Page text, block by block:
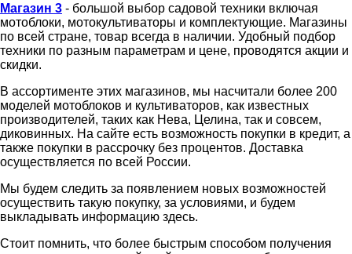
Магазин 3 - большой выбор садовой техники включая
мотоблоки, мотокультиваторы и комплектующие. Магазины
по всей стране, товар всегда в наличии. Удобный подбор
техники по разным параметрам и цене, проводятся акции и
скидки.
В ассортименте этих магазинов, мы насчитали более 200
моделей мотоблоков и культиваторов, как известных
производителей, таких как Нева, Целина, так и совсем,
диковинных. На сайте есть возможность покупки в кредит, а
также покупки в рассрочку без процентов. Доставка
осуществляется по всей России.
Мы будем следить за появлением новых возможностей
осуществить такую покупку, за условиями, и будем
выкладывать информацию здесь.
Стоит помнить, что более быстрым способом получения